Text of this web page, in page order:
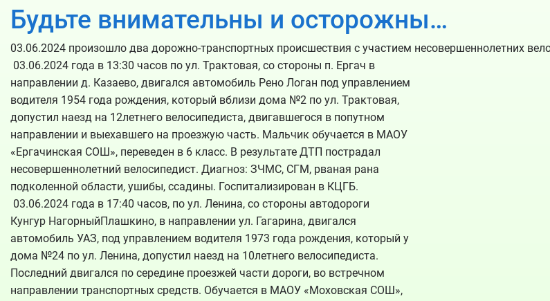
Будьте внимательны и осторожны…
03.06.2024 произошло два дорожно-транспортных происшествия с участием несовершеннолетних
­ 03.06.2024 года в 13:30 часов по ул. Трактовая, со стороны п. Ергач в
направлении д. Казаево, двигался автомобиль Рено Логан под управлением
водителя 1954 года рождения, который вблизи дома №2 по ул. Трактовая,
допустил наезд на 12­летнего велосипедиста, двигавшегося в попутном
направлении и выехавшего на проезжую часть. Мальчик обучается в МАОУ
«Ергачинская СОШ», переведен в 6 класс. В результате ДТП пострадал
несовершеннолетний велосипедист. Диагноз: ЗЧМС, СГМ, рваная рана
подколенной области, ушибы, ссадины. Госпитализирован в КЦГБ.
­ 03.06.2024 года в 17:40 часов, по ул. Ленина, со стороны автодороги
Кунгур­ Нагорный­Плашкино, в направлении ул. Гагарина, двигался
автомобиль УАЗ, под управлением водителя 1973 года рождения, который у
дома №24 по ул. Ленина, допустил наезд на 10­летнего велосипедиста.
Последний двигался по середине проезжей части дороги, во встречном
направлении транспортных средств. Обучается в МАОУ «Моховская СОШ»,